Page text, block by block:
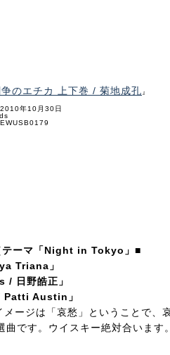
のエチカ 上下巻 / 菊地成孔 』
2010年10月30日
テーマ「Night in Tokyo」■
Triana」
日野皓正」
Austin」
ージは「哀愁」ということで、
曲です。ウイスキー絶対合います